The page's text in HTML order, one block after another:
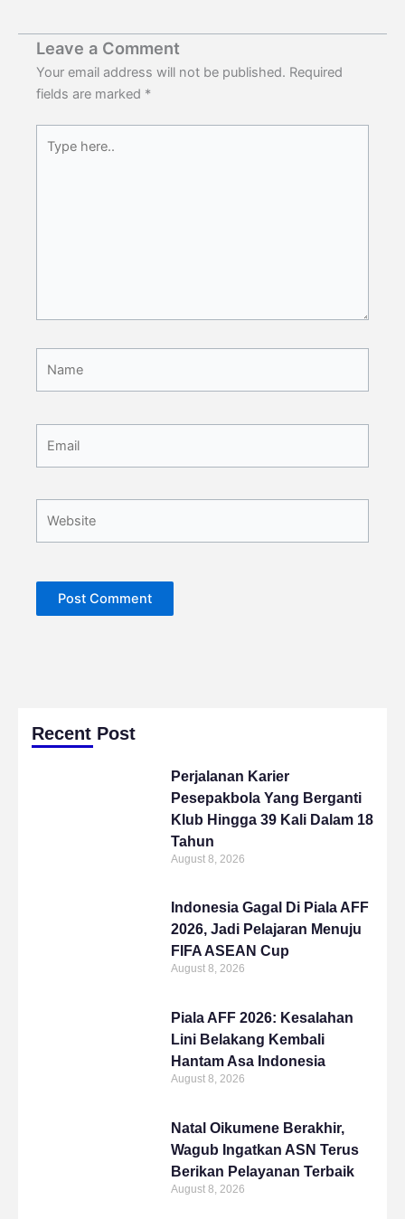
Leave a Comment
Your email address will not be published. Required
fields are marked *
here..
Recent Post
Perjalanan Karier
Pesepakbola Yang Berganti
Klub Hingga 39 Kali Dalam 18
Tahun
August 8, 2026
Indonesia Gagal Di Piala AFF
2026, Jadi Pelajaran Menuju
FIFA ASEAN Cup
August 8, 2026
Piala AFF 2026: Kesalahan
Lini Belakang Kembali
Hantam Asa Indonesia
August 8, 2026
Natal Oikumene Berakhir,
Wagub Ingatkan ASN Terus
Berikan Pelayanan Terbaik
August 8, 2026